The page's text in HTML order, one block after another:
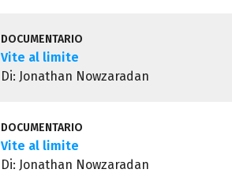
DOCUMENTARIO
Vite al limite
Di: Jonathan Nowzaradan
DOCUMENTARIO
Vite al limite
Di: Jonathan Nowzaradan